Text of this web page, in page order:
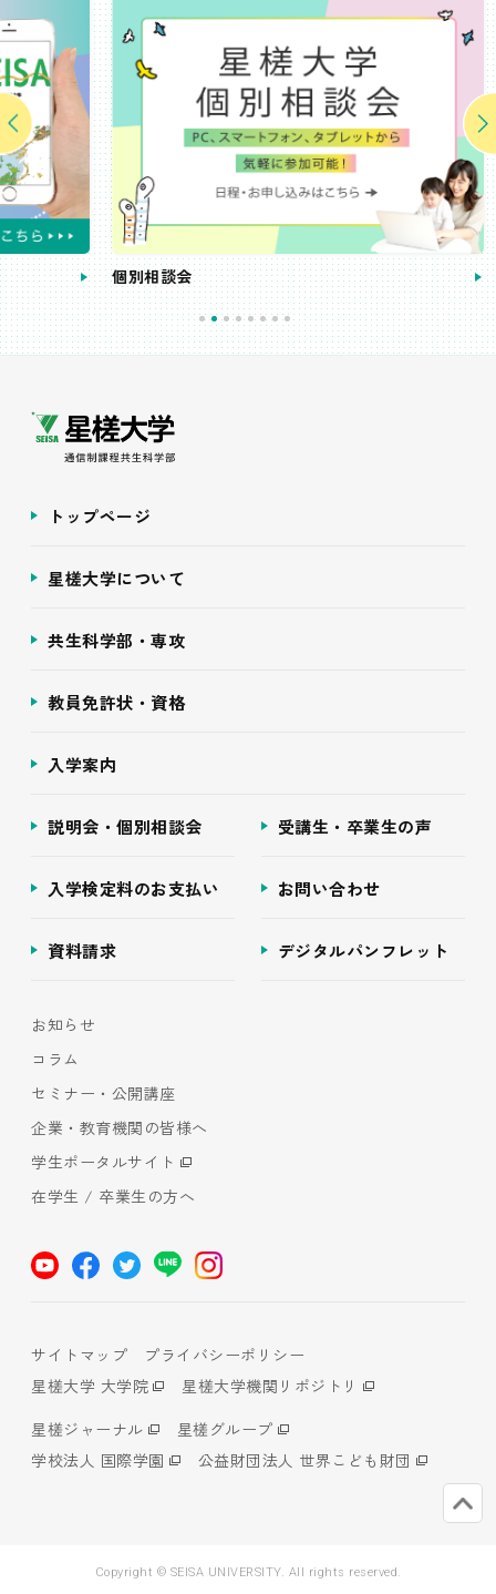
個別相談会 受講
トップページ
星槎大学について
共生科学部・専攻
教員免許状・資格
入学案内
説明会・個別相談会 受講生・卒業生の声
入学検定料のお支払い お問い合わせ
資料請求 デジタルパンフレット
お知らせ
コラム
セミナー・公開講座
企業・教育機関の皆様へ
学生ポータルサイト
在学生 / 卒業生の方へ
サイトマップ
プライバシーポリシー
星槎大学 大学院
星槎大学機関リポジトリ
星槎ジャーナル
星槎グループ
学校法人 国際学園
公益財団法人 世界こども財団
Copyright © SEISA UNIVERSITY. All rights reserved.